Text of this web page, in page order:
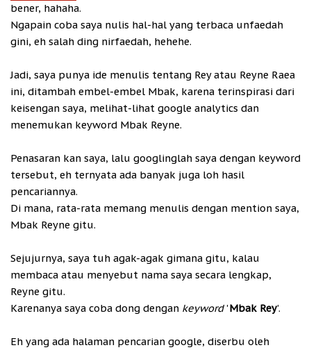
bener, hahaha.
Ngapain coba saya nulis hal-hal yang terbaca unfaedah
gini, eh salah ding nirfaedah, hehehe.
Jadi, saya punya ide menulis tentang Rey atau Reyne Raea
ini, ditambah embel-embel Mbak, karena terinspirasi dari
keisengan saya, melihat-lihat google analytics dan
menemukan keyword Mbak Reyne.
Penasaran kan saya, lalu googlinglah saya dengan keyword
tersebut, eh ternyata ada banyak juga loh hasil
pencariannya.
Di mana, rata-rata memang menulis dengan mention saya,
Mbak Reyne gitu.
Sejujurnya, saya tuh agak-agak gimana gitu, kalau
membaca atau menyebut nama saya secara lengkap,
Reyne gitu.
Karenanya saya coba dong dengan keyword'Mbak Rey'.
Eh yang ada halaman pencarian google, diserbu oleh